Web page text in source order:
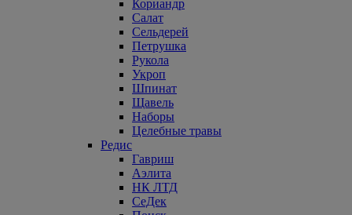
Кориандр
Салат
Сельдерей
Петрушка
Рукола
Укроп
Шпинат
Щавель
Наборы
Целебные травы
Редис
Гавриш
Аэлита
НК ЛТД
СеДек